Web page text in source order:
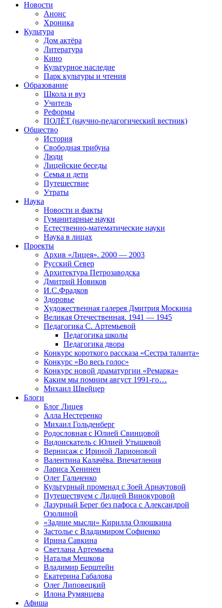
Новости
Анонс
Хроника
Культура
Дом актёра
Литература
Кино
Культурное наследие
Парк культуры и чтения
Образование
Школа и вуз
Учитель
Реформы
ПОЛЁТ (научно-педагогический вестник)
Общество
История
Свободная трибуна
Люди
Лицейские беседы
Семья и дети
Путешествие
Утраты
Наука
Новости и факты
Гуманитарные науки
Естественно-математические науки
Наука в лицах
Проекты
Архив «Лицея». 2000 — 2003
Русский Север
Архитектура Петрозаводска
Дмитрий Новиков
И.С.Фрадков
Здоровье
Художественная галерея Дмитрия Москина
Великая Отечественная. 1941 — 1945
Педагогика С. Артемьевой
Педагогика школы
Педагогика двора
Конкурс короткого рассказа «Сестра таланта»
Конкурс «Во весь голос»
Конкурс новой драматургии «Ремарка»
Каким мы помним август 1991-го…
Михаил Швейцер
Блоги
Блог Лицея
Алла Нестеренко
Михаил Гольденберг
Родословная с Юлией Свинцовой
Видоискатель с Юлией Утышевой
Вернисаж с Ириной Ларионовой
Валентина Калачёва. Впечатления
Лариса Хенинен
Олег Гальченко
Культурный променад с Зоей Арнаутовой
Путешествуем с Лидией Винокуровой
Лазурный Берег без пафоса с Александрой
Озолиной
«Задние мысли» Кирилла Олюшкина
Застолье с Владимиром Софиенко
Ирина Савкина
Светлана Артемьева
Наталья Мешкова
Владимир Берштейн
Екатерина Габалова
Олег Липовецкий
Илона Румянцева
Афиша